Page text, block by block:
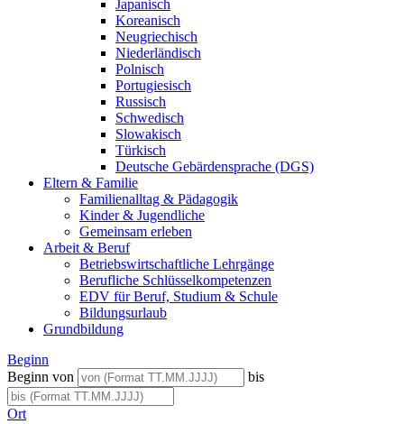
Japanisch
Koreanisch
Neugriechisch
Niederländisch
Polnisch
Portugiesisch
Russisch
Schwedisch
Slowakisch
Türkisch
Deutsche Gebärdensprache (DGS)
Eltern & Familie
Familienalltag & Pädagogik
Kinder & Jugendliche
Gemeinsam erleben
Arbeit & Beruf
Betriebswirtschaftliche Lehrgänge
Berufliche Schlüsselkompetenzen
EDV für Beruf, Studium & Schule
Bildungsurlaub
Grundbildung
Beginn
Beginn von
bis
Ort